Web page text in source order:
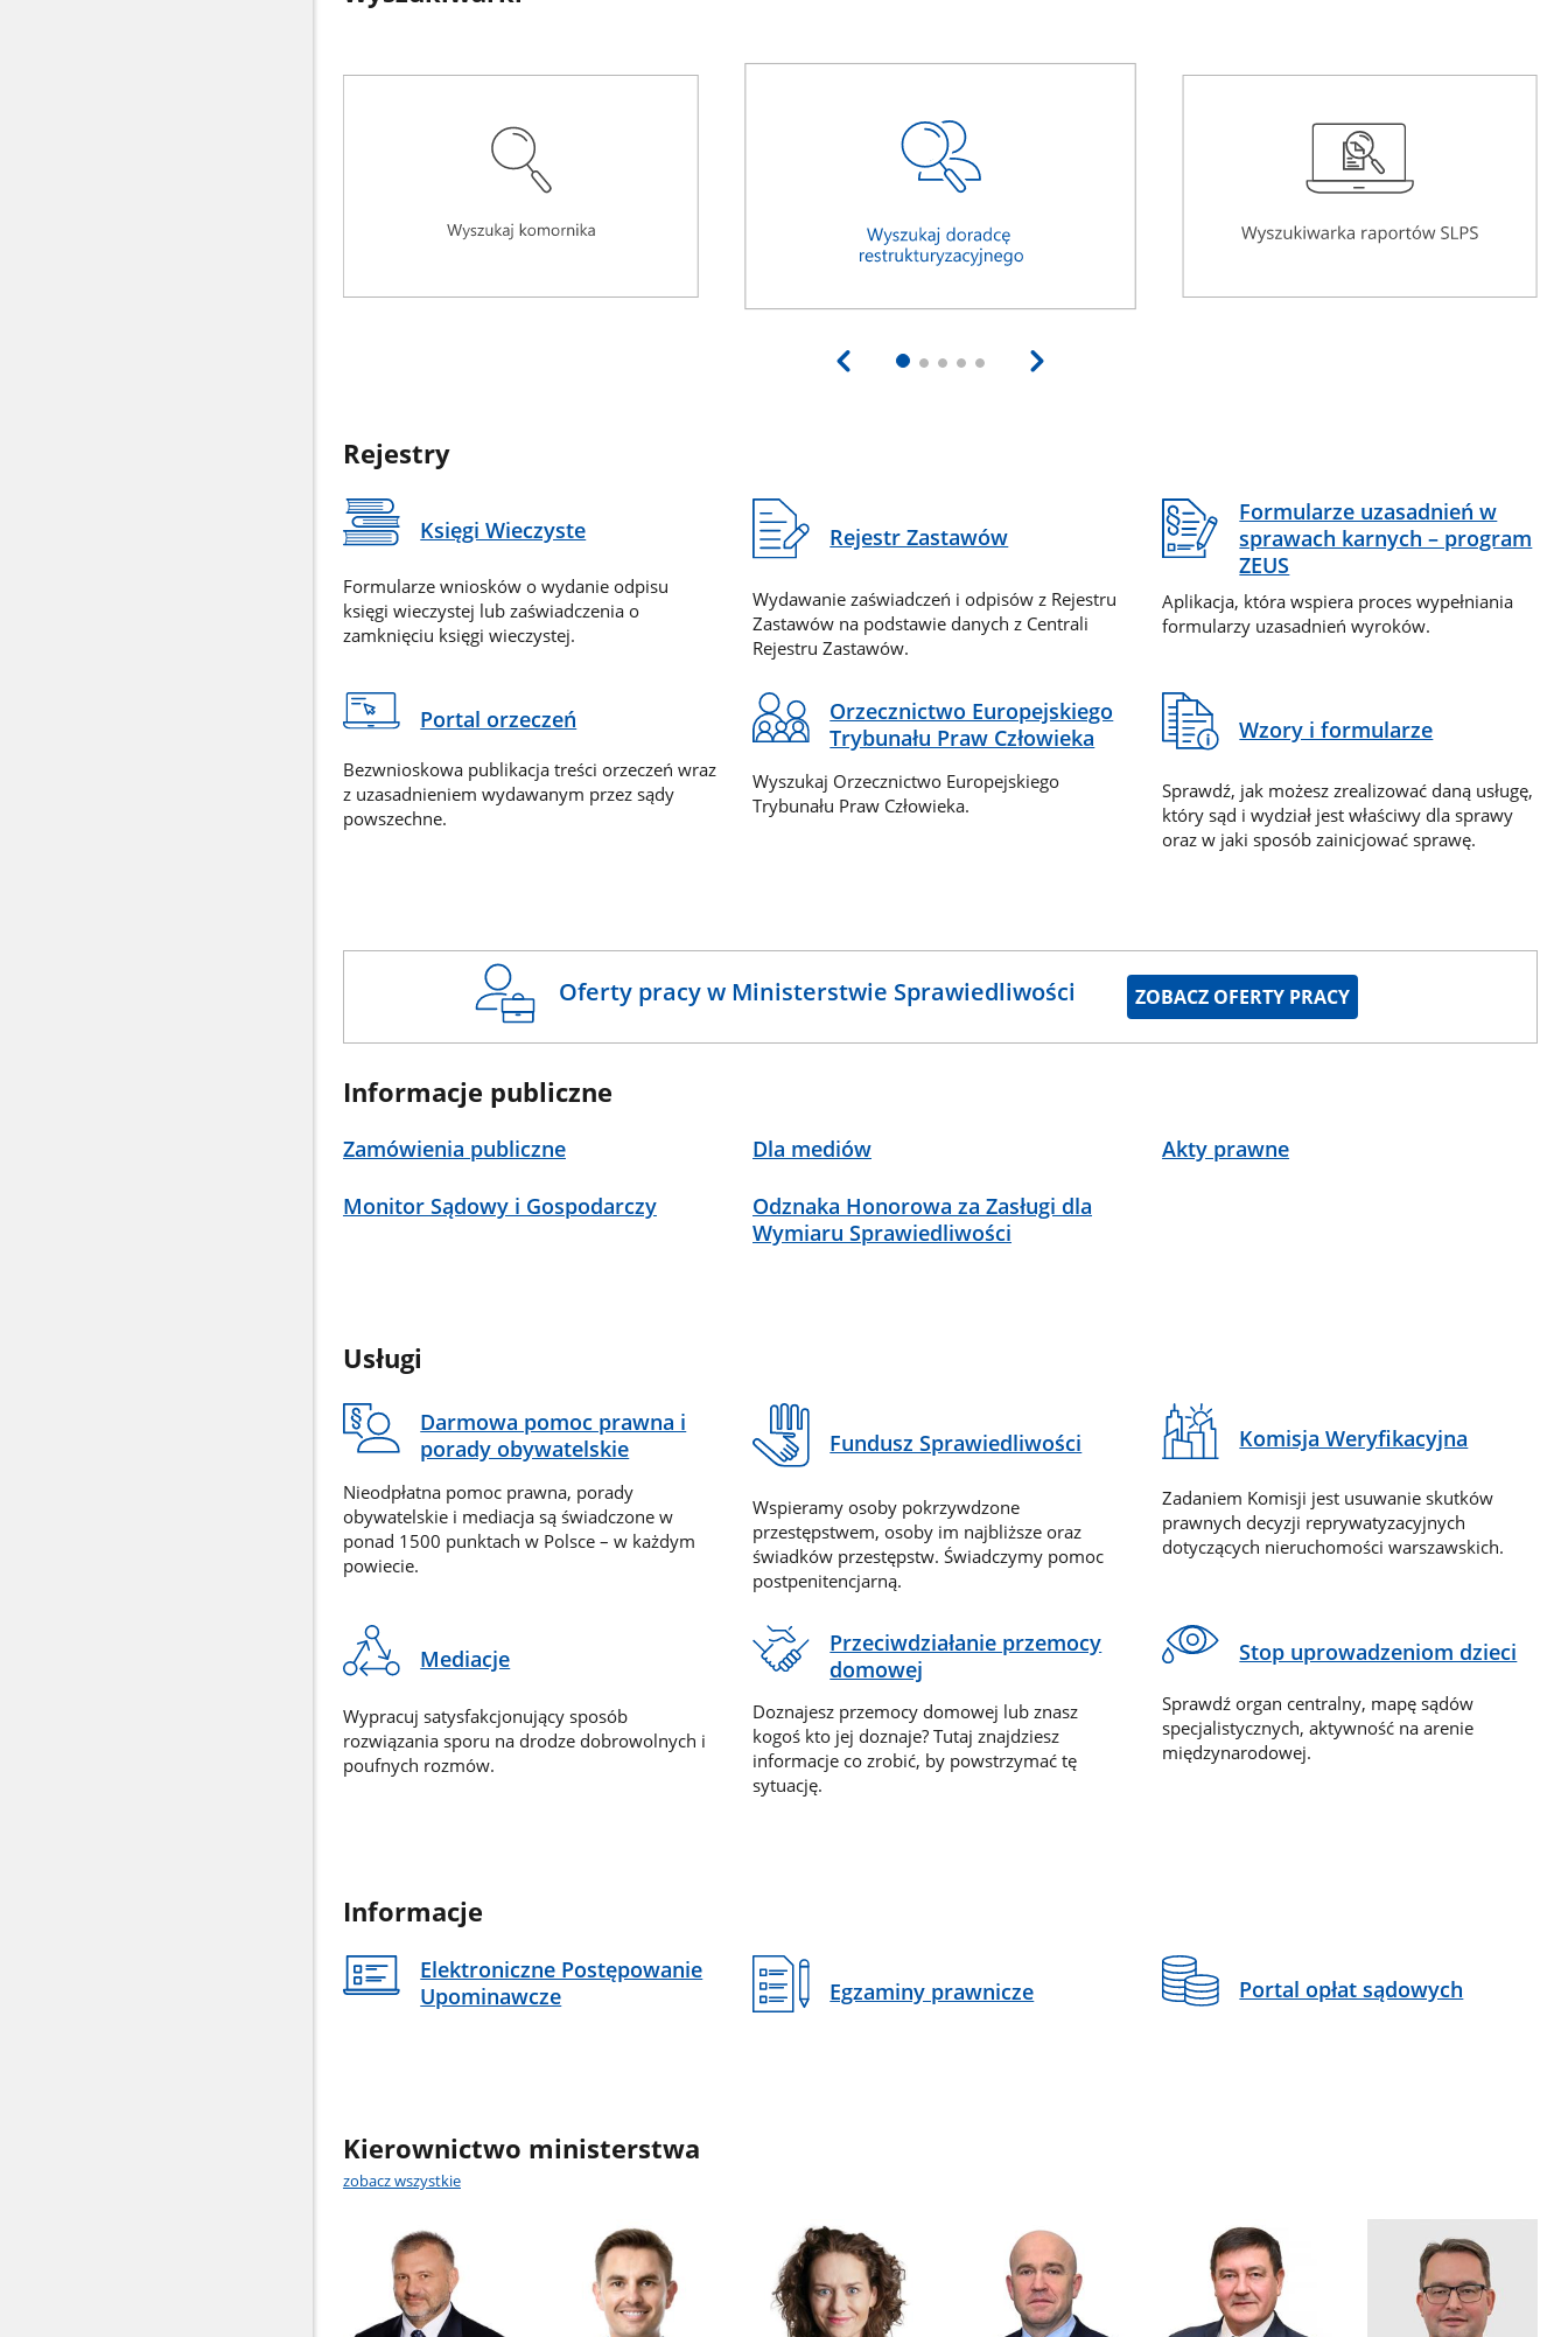
Rejestry
Księgi Wieczyste
Formularze wniosków o wydanie odpisu
księgi wieczystej lub zaświadczenia o
zamknięciu księgi wieczystej.
Rejestr Zastawów
Wydawanie zaświadczeń i odpisów z Rejestru
Zastawów na podstawie danych z Centrali
Rejestru Zastawów.
Formularze uzasadnień w
sprawach karnych – program
ZEUS
Aplikacja, która wspiera proces wypełniania
formularzy uzasadnień wyroków.
Portal orzeczeń
Bezwnioskowa publikacja treści orzeczeń wraz
z uzasadnieniem wydawanym przez sądy
powszechne.
Orzecznictwo Europejskiego
Trybunału Praw Człowieka
Wyszukaj Orzecznictwo Europejskiego
Trybunału Praw Człowieka.
Wzory i formularze
Sprawdź, jak możesz zrealizować daną usługę,
który sąd i wydział jest właściwy dla sprawy
oraz w jaki sposób zainicjować sprawę.
Oferty pracy w Ministerstwie Sprawiedliwości ZOBACZ OFERTY PRACY
Informacje publiczne
Zamówienia publiczne Dla mediów Akty prawne
Monitor Sądowy i Gospodarczy
Odznaka Honorowa za Zasługi dla
Wymiaru Sprawiedliwości
Usługi
Darmowa pomoc prawna i
porady obywatelskie
Nieodpłatna pomoc prawna, porady
obywatelskie i mediacja są świadczone w
ponad 1500 punktach w Polsce – w każdym
powiecie.
Fundusz Sprawiedliwości
Wspieramy osoby pokrzywdzone
przestępstwem, osoby im najbliższe oraz
świadków przestępstw. Świadczymy pomoc
postpenitencjarną.
Komisja Weryfikacyjna
Zadaniem Komisji jest usuwanie skutków
prawnych decyzji reprywatyzacyjnych
dotyczących nieruchomości warszawskich.
Mediacje
Wypracuj satysfakcjonujący sposób
rozwiązania sporu na drodze dobrowolnych i
poufnych rozmów.
Przeciwdziałanie przemocy
domowej
Doznajesz przemocy domowej lub znasz
kogoś kto jej doznaje? Tutaj znajdziesz
informacje co zrobić, by powstrzymać tę
sytuację.
Stop uprowadzeniom dzieci
Sprawdź organ centralny, mapę sądów
specjalistycznych, aktywność na arenie
międzynarodowej.
Informacje
Elektroniczne Postępowanie
Upominawcze
Egzaminy prawnicze Portal opłat sądowych
Kierownictwo ministerstwa
zobacz wszystkie